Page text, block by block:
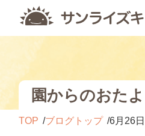
園からのおた
TOP ブログトップ 6月26